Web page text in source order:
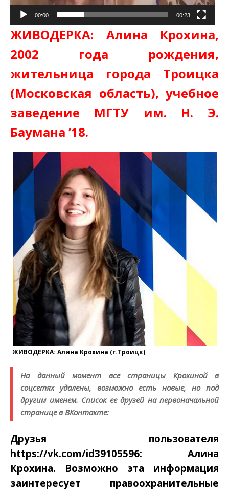
00:00 00:23
ЖИВОДЕРКА: Алина Крохина,
2002 года рождения,
жительница города Троицка
(Московская область), учебное
заведение МГТУ им. Н. Э.
Баумана ’18.
ЖИВОДЕРКА: Алина Крохина (г.Троицк)
На данный момент все страницы Крохиной в
соцсетях удалены, возможно есть новые, но под
другим именем. Список ее друзей на первоначальной
странице в ВКонтакте:
Друзья пользователя
https://vk.com/id39105596: Алина
Крохина. Возможно эта информация
заинтересует правоохранительные